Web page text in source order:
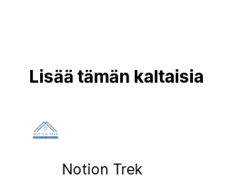
Lisää tämän kaltaisia
Notion Trek